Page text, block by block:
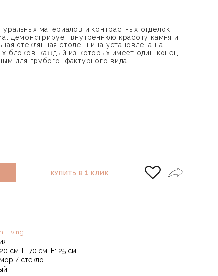
материалов и контрастных отделок
демонстрирует внутреннюю красоту камня и
стеклянная столешница установлена ​​на
блоков, каждый из которых имеет один конец,
для грубого, фактурного вида.
КУПИТЬ В1 КЛИК
Living
см, Г: 70 см, В: 25 см
/ стекло